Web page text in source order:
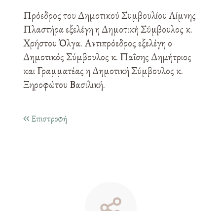
Πρόεδρος του Δημοτικού Συμβουλίου Λίμνης
Πλαστήρα εξελέγη η Δημοτική Σύμβουλος κ.
Χρήστου Όλγα. Αντιπρόεδρος εξελέγη ο
Δημοτικός Σύμβουλος κ. Παΐσης Δημήτριος
και Γραμματέας η Δημοτική Σύμβουλος κ.
Ξηροφώτου Βασιλική.
Επιστροφή